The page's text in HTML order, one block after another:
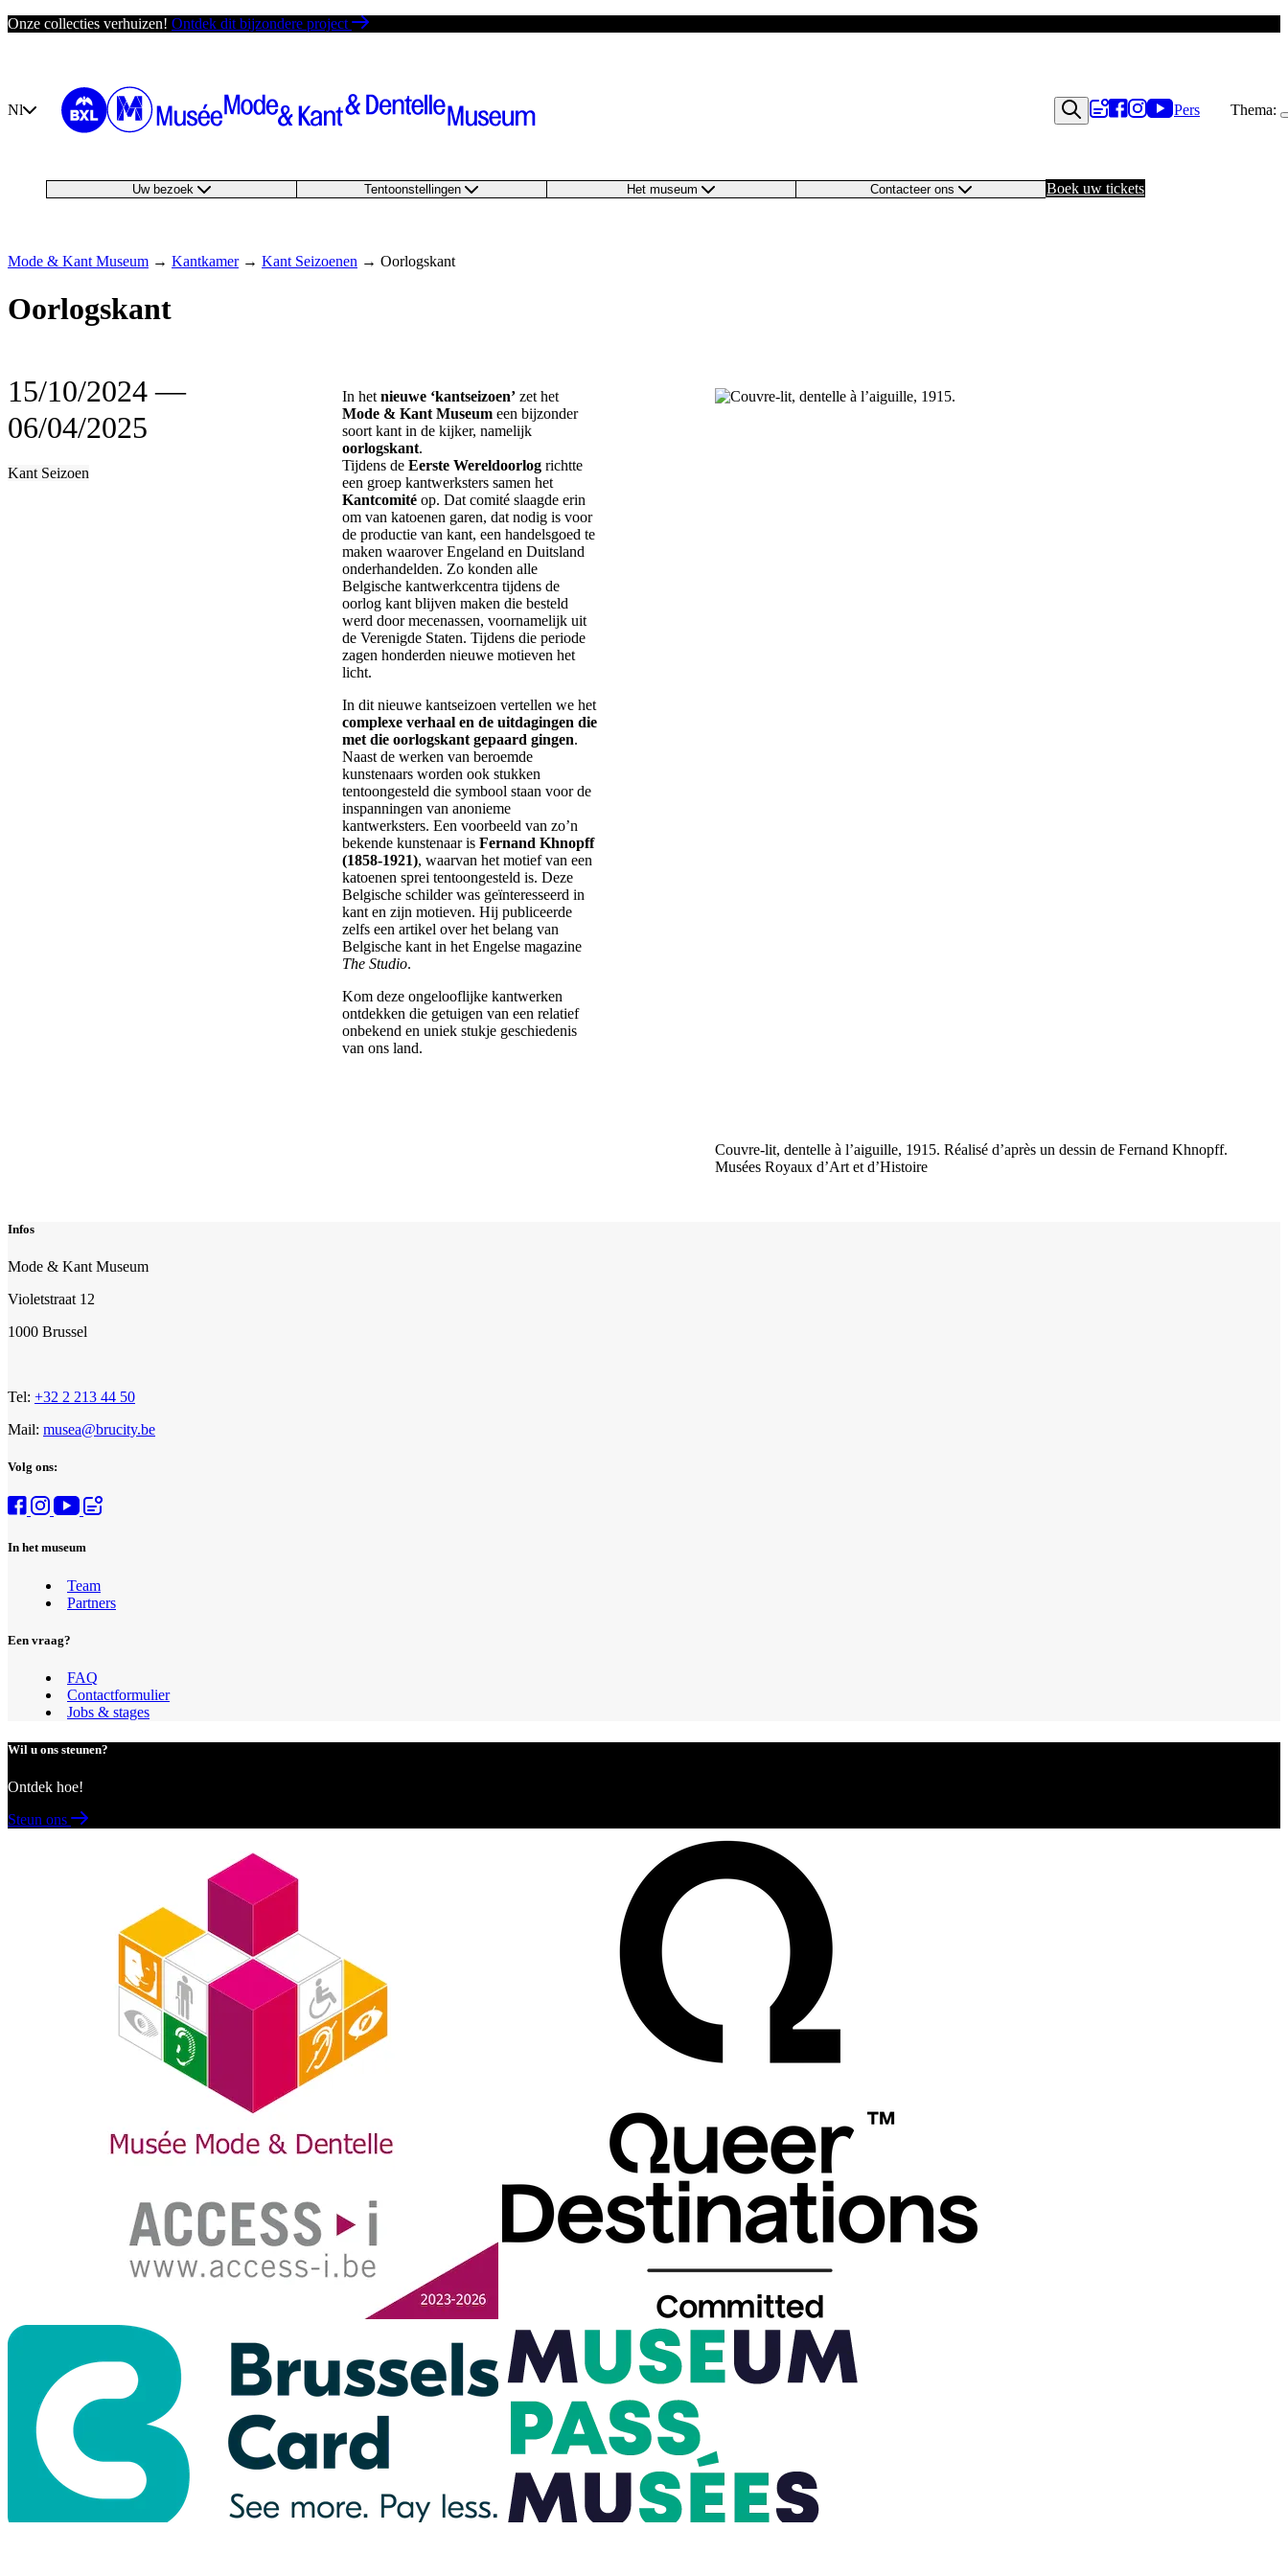
Ga
Onze collecties verhuizen! Ontdek dit bijzondere project
Nl Pers
Uw bezoek Tentoonstellingen Het museum Contacteer ons Boek uw tickets
Thema:
Mode & Kant Museum → Kantkamer → Kant Seizoenen → Oorlogskant
Oorlogskant
15/10/2024―
06/04/2025
Kant Seizoen
In het nieuwe ‘kantseizoen’ zet het
Mode & Kant Museum een bijzonder
soort kant in de kijker, namelijk
oorlogskant.
Tijdens de Eerste Wereldoorlog richtte
een groep kantwerksters samen het
Kantcomité op. Dat comité slaagde erin
om van katoenen garen, dat nodig is voor
de productie van kant, een handelsgoed te
maken waarover Engeland en Duitsland
onderhandelden. Zo konden alle
Belgische kantwerkcentra tijdens de
oorlog kant blijven maken die besteld
werd door mecenassen, voornamelijk uit
de Verenigde Staten. Tijdens die periode
zagen honderden nieuwe motieven het
licht.
In dit nieuwe kantseizoen vertellen we het
complexe verhaal en de uitdagingen die
met die oorlogskant gepaard gingen.
Naast de werken van beroemde
kunstenaars worden ook stukken
tentoongesteld die symbool staan voor de
inspanningen van anonieme
kantwerksters. Een voorbeeld van zo’n
bekende kunstenaar is Fernand Khnopff
(1858-1921), waarvan het motief van een
katoenen sprei tentoongesteld is. Deze
Belgische schilder was geïnteresseerd in
kant en zijn motieven. Hij publiceerde
zelfs een artikel over het belang van
Belgische kant in het Engelse magazine
The Studio.
Kom deze ongelooflijke kantwerken
ontdekken die getuigen van een relatief
onbekend en uniek stukje geschiedenis
van ons land.
Couvre-lit, dentelle à l’aiguille, 1915. Réalisé d’après un dessin de Fernand Khnopff.
Musées Royaux d’Art et d’Histoire
Infos
Mode & Kant Museum
Violetstraat 12
1000 Brussel
Tel: +32 2 213 44 50
Mail: musea@brucity.be
Volg ons:
In het museum
Team
Partners
Een vraag?
FAQ
Contactformulier
Jobs & stages
Wil u ons steunen?
Ontdek hoe!
Steun ons